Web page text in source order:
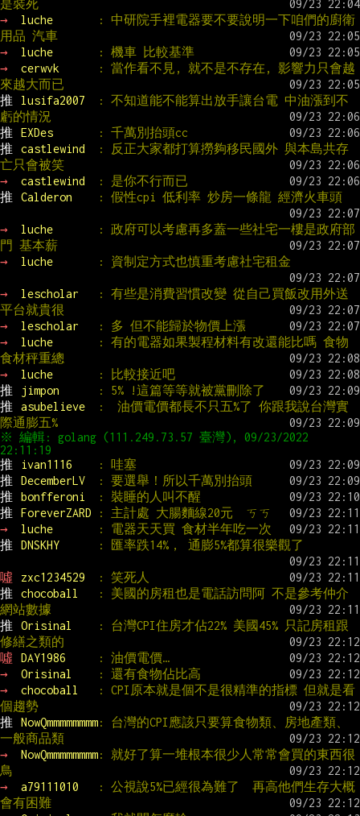
是裝死
→
luche
: 中研院手裡電器要不要說明一下咱們的廚衛
用品 汽車
→
luche
: 機車 比較基準
→
cerwvk
: 當作看不見, 就不是不存在, 影響力只會越
來越大而已
推
lusifa2007
: 不知道能不能算出放手讓台電 中油漲到不
虧的情況
推
EXDes
: 千萬別抬頭cc
推
castlewind
: 反正大家都打算撈夠移民國外 與本島共存
亡只會被笑
→
castlewind
: 是你不行而已
推
Calderon : 假性cpi 低利率 炒房一條龍 經濟火車頭
→ luche
: 政府可以考慮再多蓋一些社宅一樓是政府部
門 基本薪
→
luche : 資制定方式也慎重考慮社宅租金
→ lescholar
: 有些是消費習慣改變 從自己買飯改用外送
平台就貴很
→
lescholar
: 多 但不能歸於物價上漲
→
luche
: 有的電器如果製程材料有改還能比嗎 食物
食材秤重總
→
luche
: 比較接近吧
推
jimpon
: 5% !這篇等等就被黨刪除了
推
asubelieve
:  油價電價都長不只五%了 你跟我說台灣實
際通膨五%
※ 編輯: golang (111.249.73.57 臺灣), 09/23/2022
推
ivan1116
: 哇塞
推
DecemberLV
: 要選舉！所以千萬別抬頭
推
bonfferoni
: 裝睡的人叫不醒
推
ForeverZARD
: 主計處 大腸麵線20元  ㄎㄎ
→
luche
: 電器天天買 食材半年吃一次
推
DNSKHY : 匯率跌14%， 通膨5%都算很樂觀了
噓 zxc1234529
: 笑死人
推
chocoball
: 美國的房租也是電話訪問阿 不是參考仲介
網站數據
推
Orisinal
: 台灣CPI住房才佔22% 美國45% 只記房租跟
修繕之類的
噓
DAY1986
: 油價電價…
→
Orisinal
: 還有食物佔比高
→
chocoball
: CPI原本就是個不是很精準的指標 但就是看
個趨勢
推
NowQmmmmmmmm: 台灣的CPI應該只要算食物類、房地產類、
一般商品類
→
NowQmmmmmmmm: 就好了算一堆根本很少人常常會買的東西很
鳥
→
a79111010
: 公視說5%已經很為難了  再高他們生存大概
會有困難